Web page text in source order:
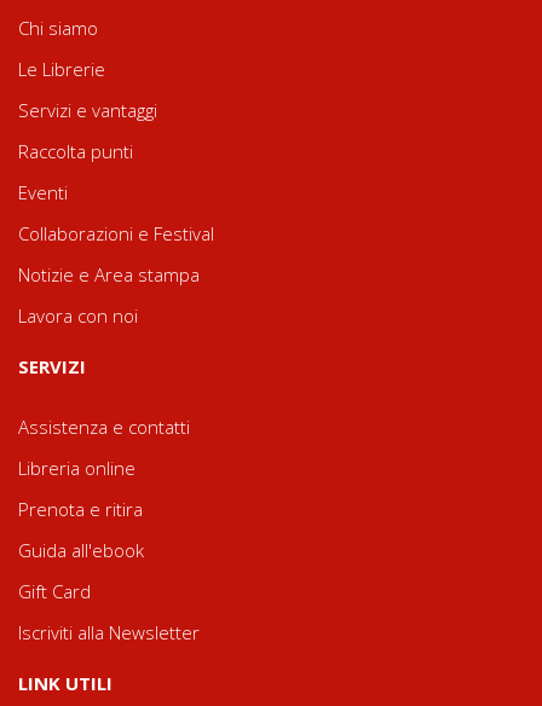
Chi siamo
Le Librerie
Servizi e vantaggi
Raccolta punti
Eventi
Collaborazioni e Festival
Notizie e Area stampa
Lavora con noi
SERVIZI
Assistenza e contatti
Libreria online
Prenota e ritira
Guida all'ebook
Gift Card
Iscriviti alla Newsletter
LINK UTILI